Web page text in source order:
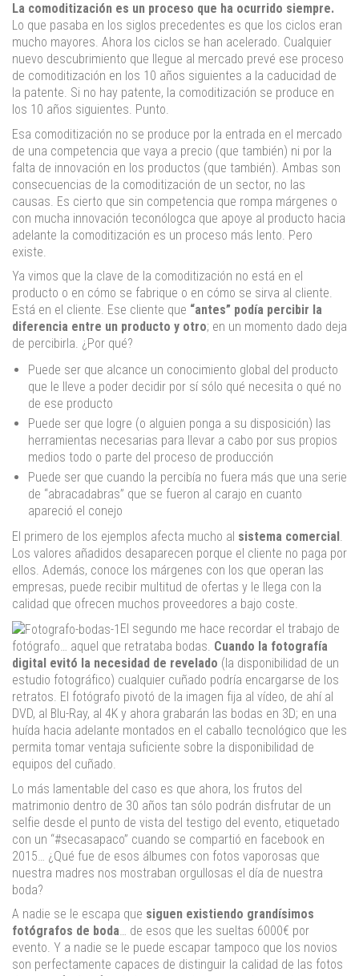
La comoditización es un proceso que ha ocurrido siempre.
Lo que pasaba en los siglos precedentes es que los ciclos eran
mucho mayores. Ahora los ciclos se han acelerado. Cualquier
nuevo descubrimiento que llegue al mercado prevé ese proceso
de comoditización en los 10 años siguientes a la caducidad de
la patente. Si no hay patente, la comoditización se produce en
los 10 años siguientes. Punto.
Esa comoditización no se produce por la entrada en el mercado
de una competencia que vaya a precio (que también) ni por la
falta de innovación en los productos (que también). Ambas son
consecuencias de la comoditización de un sector, no las
causas. Es cierto que sin competencia que rompa márgenes o
con mucha innovación teconólogca que apoye al producto hacia
adelante la comoditización es un proceso más lento. Pero
existe.
Ya vimos que la clave de la comoditización no está en el
producto o en cómo se fabrique o en cómo se sirva al cliente.
Está en el cliente. Ese cliente que “antes” podía percibir la
diferencia entre un producto y otro; en un momento dado deja
de percibirla. ¿Por qué?
Puede ser que alcance un conocimiento global del producto
que le lleve a poder decidir por sí sólo qué necesita o qué no
de ese producto
Puede ser que logre (o alguien ponga a su disposición) las
herramientas necesarias para llevar a cabo por sus propios
medios todo o parte del proceso de producción
Puede ser que cuando la percibía no fuera más que una serie
de “abracadabras” que se fueron al carajo en cuanto
apareció el conejo
El primero de los ejemplos afecta mucho al sistema comercial .
Los valores añadidos desaparecen porque el cliente no paga por
ellos. Además, conoce los márgenes con los que operan las
empresas, puede recibir multitud de ofertas y le llega con la
calidad que ofrecen muchos proveedores a bajo coste.
El segundo me hace recordar el trabajo de
fotógrafo… aquel que retrataba bodas. Cuando la fotografía
digital evitó la necesidad de revelado (la disponibilidad de un
estudio fotográfico) cualquier cuñado podría encargarse de los
retratos. El fotógrafo pivotó de la imagen fija al vídeo, de ahí al
DVD, al Blu-Ray, al 4K y ahora grabarán las bodas en 3D; en una
huída hacia adelante montados en el caballo tecnológico que les
permita tomar ventaja suficiente sobre la disponibilidad de
equipos del cuñado.
Lo más lamentable del caso es que ahora, los frutos del
matrimonio dentro de 30 años tan sólo podrán disfrutar de un
selfie desde el punto de vista del testigo del evento, etiquetado
con un “#secasapaco” cuando se compartió en facebook en
2015… ¿Qué fue de esos álbumes con fotos vaporosas que
nuestra madres nos mostraban orgullosas el día de nuestra
boda?
A nadie se le escapa que siguen existiendo grandísimos
fotógrafos de boda… de esos que les sueltas 6000€ por
evento. Y a nadie se le puede escapar tampoco que los novios
son perfectamente capaces de distinguir la calidad de las fotos